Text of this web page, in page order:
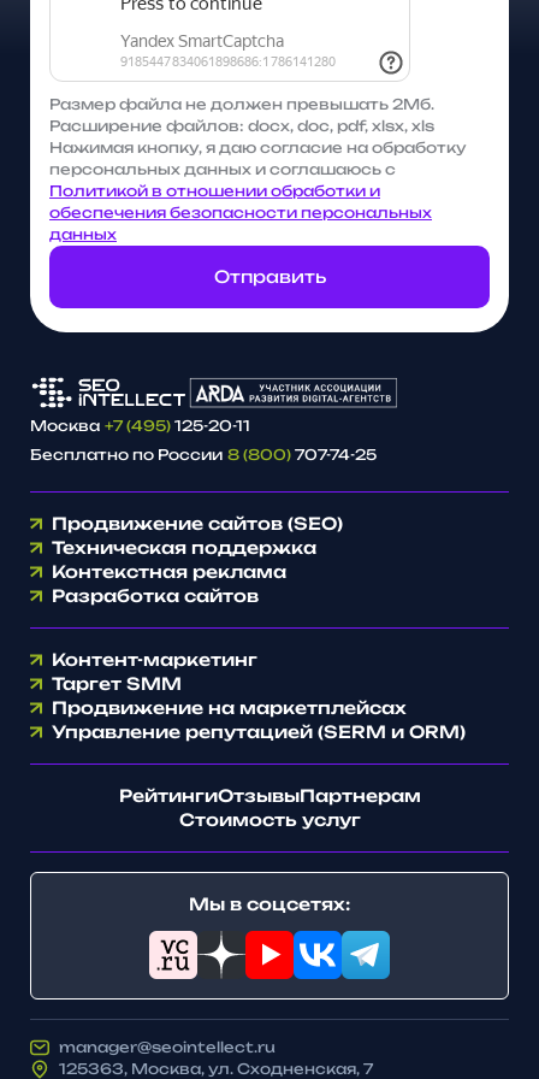
Отправить
Нажимая кнопку, я даю согласие на обработку
персональных данных и соглашаюсь с
Политикой в отношении обработки и
обеспечения безопасности персональных
данных
Размер файла не должен превышать 2Мб.
Расширение файлов: docx, doc, pdf, xlsx, xls
Москва +7 (495) 125-20-11
Бесплатно по России 8 (800) 707-74-25
Продвижение сайтов (SEO)
Техническая поддержка
Контекстная реклама
Разработка сайтов
Контент-маркетинг
Таргет SMM
Продвижение на маркетплейсах
Управление репутацией (SERM и ORM)
РейтингиОтзывыПартнерам
Стоимость услуг
Мы в соцсетях:
manager@seointellect.ru
125363, Москва, ул. Сходненская, 7